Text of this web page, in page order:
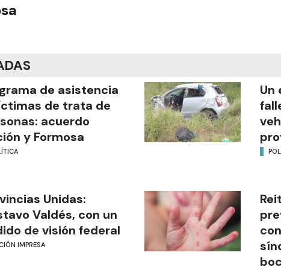
de asistencia
de trata de
acuerdo
y Formosa
Un
Unidas:
Valdés, con un
de visión federal
IMPRESA